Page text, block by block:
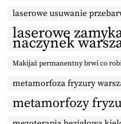
laserowe usuwanie
laserowe
naczynek
Makijaż permanentny brwi co
metamorfoza fryzury
metamorfozy